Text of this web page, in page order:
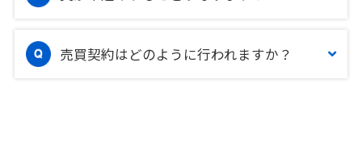
売買契約はどのように行われますか？